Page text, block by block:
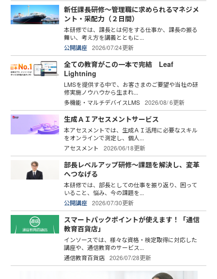
新任課長研修～管理職に求められるマネジメ
ント・采配力（２日間）
本研修では、課長とは何をする仕事か、課長の振る
舞い、考え方を講義とともに...
公開講座 2026/07/24更新
全ての教育がこの一本で完結 Leaf
Lightning
LMSを提供する中で、お客さまのご要望や当社の研
修実施ノウハウから生まれ...
多機能・マルチデバイスLMS 2026/08/ 6更新
生成ＡＩアセスメントサービス
本アセスメントでは、生成ＡＩ活用に必要なスキル
をオンラインで測定し、個人...
アセスメント
2026/06/18更新
部長レベルアップ研修～課題を解決し、変革
へつなげる
本研修では、部長としての仕事を振り返り、困って
いること、悩み、今の課題を...
公開講座 2026/07/30更新
スマートパックポイントが使えます！「通信
教育百貨店」
インソースでは、様々な資格・検定取得に対応した
講座や、通信教育のサービス...
通信教育百貨店 2026/07/28更新